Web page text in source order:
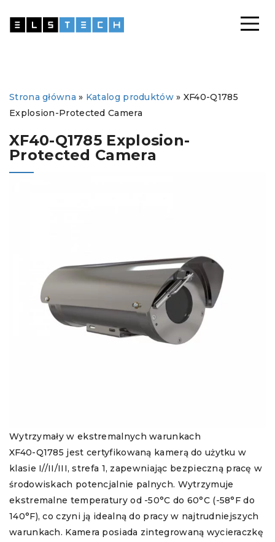
Strona główna » Katalog produktów» XF40-Q1785
Explosion-Protected Camera
XF40-Q1785 Explosion-
Protected Camera
Wytrzymały w ekstremalnych warunkach
XF40-Q1785 jest certyfikowaną kamerą do użytku w
klasie I//II/III, strefa 1, zapewniając bezpieczną pracę w
środowiskach potencjalnie palnych. Wytrzymuje
ekstremalne temperatury od -50°C do 60°C (-58°F do
140°F), co czyni ją idealną do pracy w najtrudniejszych
warunkach. Kamera posiada zintegrowaną wycieraczkę